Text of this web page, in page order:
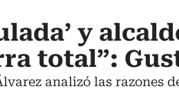
y
total”:
analizó las razones